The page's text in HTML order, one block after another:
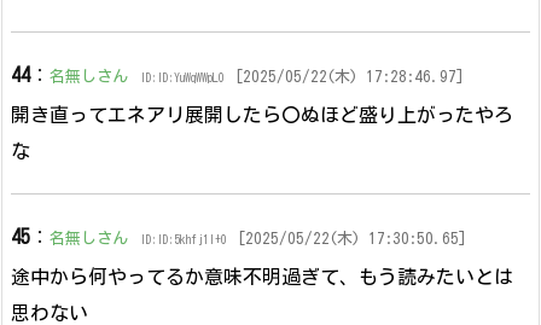
44： 名無しさん ID:ID:YuWqWWpL0 [2025/05/22(木) 17:28:46.97]
開き直ってエネアリ展開したら〇ぬほど盛り上がったやろ
な
45 ： 名無しさん ID:ID:5khfj1l+0 [2025/05/22(木) 17:30:50.65]
途中から何やってるか意味不明過ぎて、もう読みたいとは
思わない